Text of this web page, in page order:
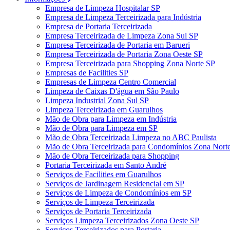
Empresa de Limpeza Hospitalar SP
Empresa de Limpeza Terceirizada para Indústria
Empresa de Portaria Terceirizada
Empresa Terceirizada de Limpeza Zona Sul SP
Empresa Terceirizada de Portaria em Barueri
Empresa Terceirizada de Portaria Zona Oeste SP
Empresa Terceirizada para Shopping Zona Norte SP
Empresas de Facilities SP
Empresas de Limpeza Centro Comercial
Limpeza de Caixas D'água em São Paulo
Limpeza Industrial Zona Sul SP
Limpeza Terceirizada em Guarulhos
Mão de Obra para Limpeza em Indústria
Mão de Obra para Limpeza em SP
Mão de Obra Terceirizada Limpeza no ABC Paulista
Mão de Obra Terceirizada para Condomínios Zona
Mão de Obra Terceirizada para Shopping
Portaria Terceirizada em Santo André
Serviços de Facilities em Guarulhos
Serviços de Jardinagem Residencial em SP
Serviços de Limpeza de Condomínios em SP
Serviços de Limpeza Terceirizada
Serviços de Portaria Terceirizada
Serviços Limpeza Terceirizados Zona Oeste SP